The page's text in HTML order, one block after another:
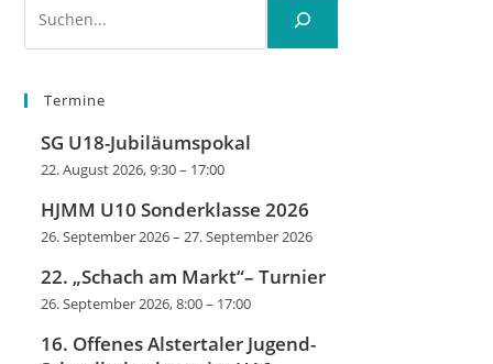
Termine
SG U18-Jubiläumspokal
22. August 2026, 9:30– 17:00
HJMM U10 Sonderklasse 2026
26. September 2026–27. September 2026
22. „Schach am Markt“– Turnier
26. September 2026, 8:00– 17:00
16. Offenes Alstertaler Jugend-